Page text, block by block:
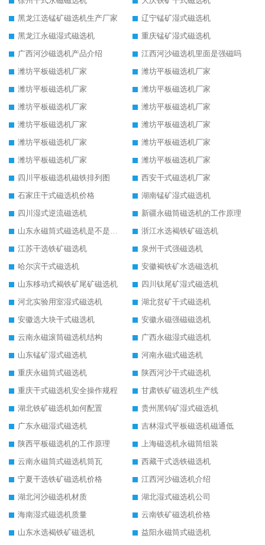
黑龙江选锰矿磁选机生产厂家
辽宁锰矿湿式磁选机
黑龙江永磁湿式磁选机
重庆锰矿湿式磁选机
广西河沙磁选机产品介绍
江西河沙磁选机里面是强磁吗
潍坊平板磁选机厂家
潍坊平板磁选机厂家
潍坊平板磁选机厂家
潍坊平板磁选机厂家
潍坊平板磁选机厂家
潍坊平板磁选机厂家
潍坊平板磁选机厂家
潍坊平板磁选机厂家
潍坊平板磁选机厂家
潍坊平板磁选机厂家
潍坊平板磁选机厂家
潍坊平板磁选机厂家
四川平板磁选机磁铁排列图
西安干式磁选机厂家
石家庄干式磁选机价格
湖南锰矿湿式磁选机
四川湿式逆流磁选机
新疆永磁筒磁选机的工作原理
山东永磁筒式磁选机是不是强磁
浙江水选褐铁矿磁选机
江苏干选铁矿磁选机
泉州干式强磁选机
哈尔滨干式磁选机
安徽褐铁矿水选磁选机
山东移动式褐铁矿尾矿磁选机
四川钛尾矿湿式磁选机
河北实验用室湿式磁选机
湖北贫矿干式磁选机
安徽选大块干式磁选机
安徽永磁强磁磁选机
云南永磁滚筒磁选机结构
广西永磁湿式磁选机
山东锰矿湿式磁选机
河南永磁式磁选机
重庆永磁筒式磁选机
陕西河沙干式磁选机
重庆干式磁选机安全操作规程
甘肃铁矿磁选机生产线
湖北铁矿磁选机如何配置
贵州黑钨矿湿式磁选机
广东永磁湿式磁选机
吉林湿式平板磁选机磁通低
陕西平板磁选机的工作原理
上海磁选机永磁筒组装
云南永磁筒式磁选机筒瓦
西藏干式选铁磁选机
宁夏干选铁矿磁选机价格
江西河沙磁选机介绍
湖北河沙磁选机材质
湖北湿式磁选机公司
海南湿式磁选机质量
云南铁矿磁选机价格
山东水选褐铁矿磁选机
益阳永磁筒式磁选机